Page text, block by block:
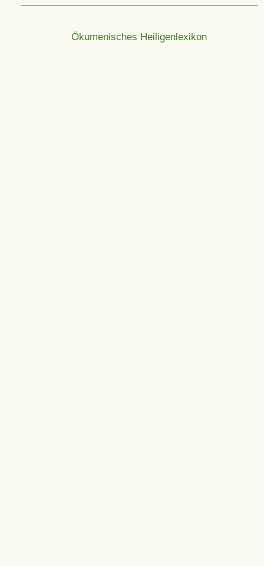
Ökumenisches Heiligenlexikon